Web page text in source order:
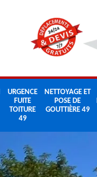
URGENCE
FUITE
TOITURE
49
NETTOYAGE ET
POSE DE
GOUTTIÈRE 49